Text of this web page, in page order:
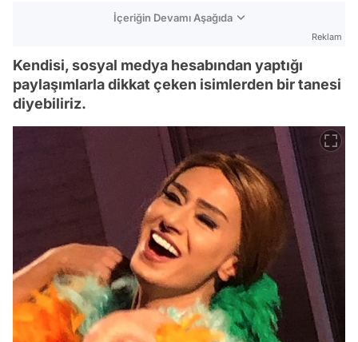
İçeriğin Devamı Aşağıda
Reklam
Kendisi, sosyal medya hesabından yaptığı
paylaşımlarla dikkat çeken isimlerden bir tanesi
diyebiliriz.